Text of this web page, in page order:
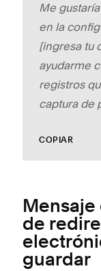
Me
en la
[ingresa tu
ayudarme
registros
captura de
COPIAR
de
guardar